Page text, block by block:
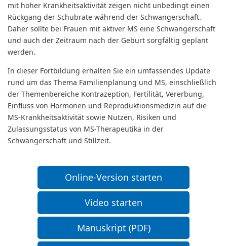
mit hoher Krankheitsaktivität zeigen nicht unbedingt einen
Rückgang der Schubrate während der Schwangerschaft.
Daher sollte bei Frauen mit aktiver MS eine Schwangerschaft
und auch der Zeitraum nach der Geburt sorgfältig geplant
werden.
In dieser Fortbildung erhalten Sie ein umfassendes Update
rund um das Thema Familienplanung und MS, einschließlich
der Themenbereiche Kontrazeption, Fertilität, Vererbung,
Einfluss von Hormonen und Reproduktionsmedizin auf die
MS-Krankheitsaktivität sowie Nutzen, Risiken und
Zulassungsstatus von MS-Therapeutika in der
Schwangerschaft und Stillzeit.
Online-Version starten
Video starten
Manuskript (PDF)